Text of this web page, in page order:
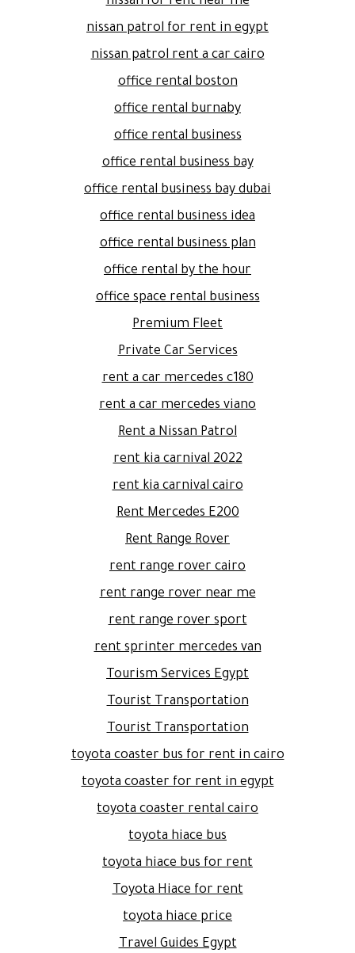
nissan patrol for rent in egypt
nissan patrol rent a car cairo
office rental boston
office rental burnaby
office rental business
office rental business bay
office rental business bay dubai
office rental business idea
office rental business plan
office rental by the hour
office space rental business
Premium Fleet
Private Car Services
rent a car mercedes c180
rent a car mercedes viano
Rent a Nissan Patrol
rent kia carnival 2022
rent kia carnival cairo
Rent Mercedes E200
Rent Range Rover
rent range rover cairo
rent range rover near me
rent range rover sport
rent sprinter mercedes van
Tourism Services Egypt
Tourist Transportation
Tourist Transportation
toyota coaster bus for rent in cairo
toyota coaster for rent in egypt
toyota coaster rental cairo
toyota hiace bus
toyota hiace bus for rent
Toyota Hiace for rent
toyota hiace price
Travel Guides Egypt